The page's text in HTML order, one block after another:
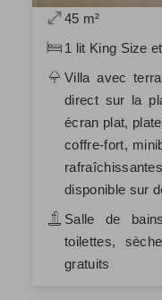
45 m²
1 lit King Size
Villa avec
direct sur la
écran plat,
coffre-fort,
disponible sur
Salle de
toilettes,
gratuits